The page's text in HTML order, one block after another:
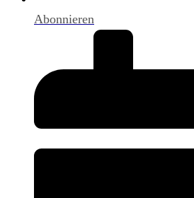
Abonnieren